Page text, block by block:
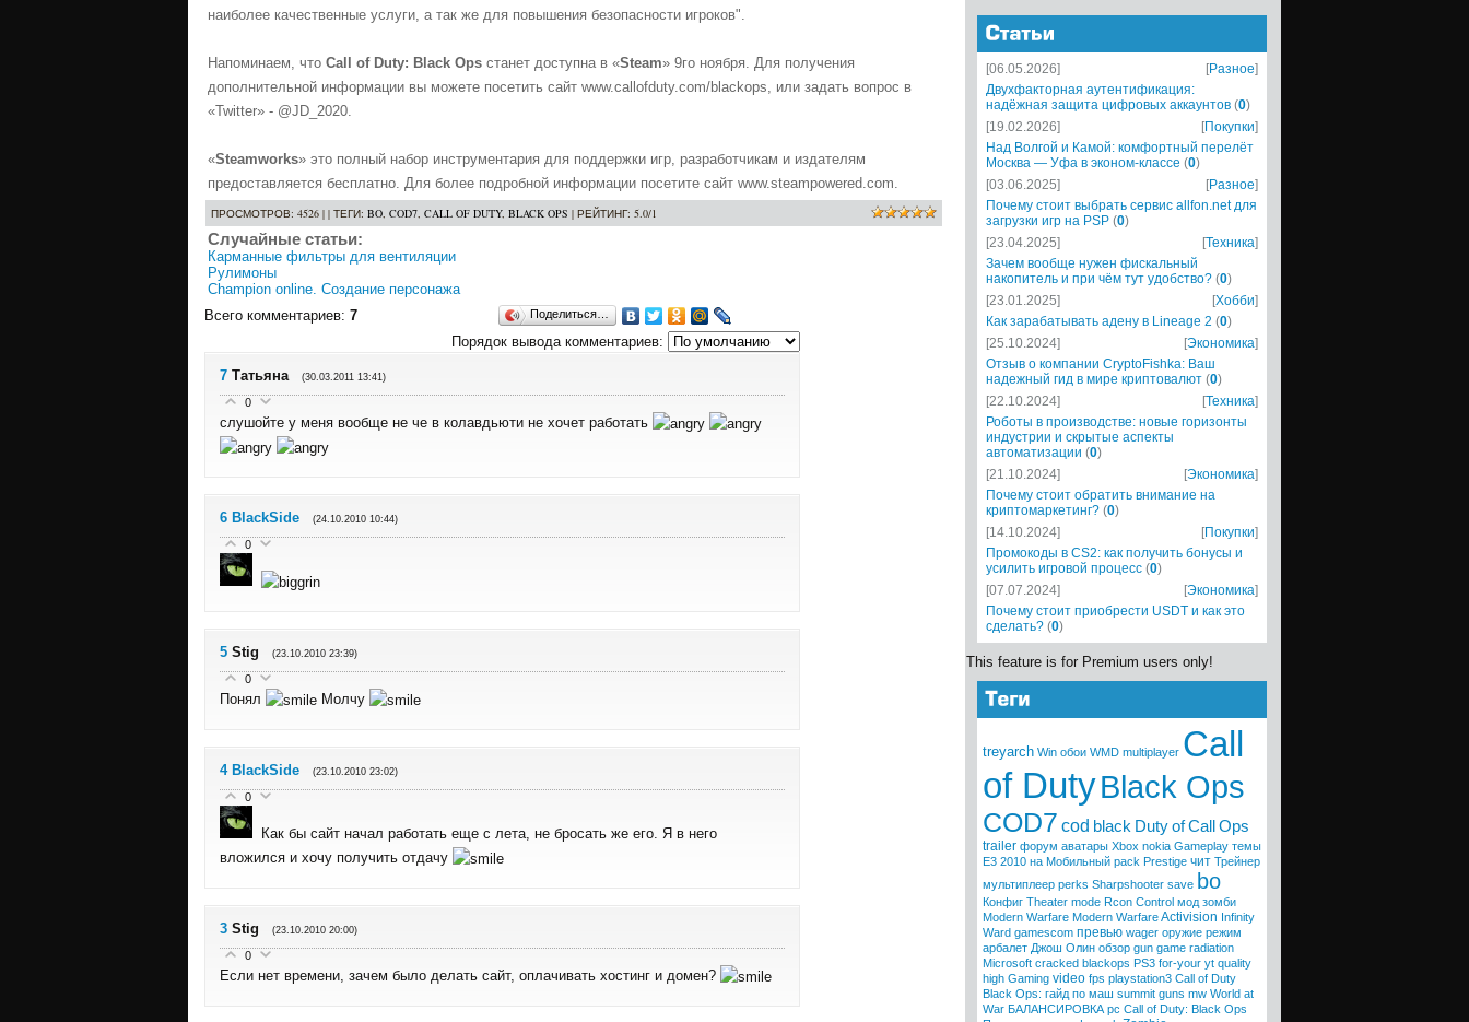
наиболее качественные услуги, а так же для повышения безопасности игроков".
Напоминаем, что Call of Duty: Black Ops станет доступна в «Steam» 9го ноября. Для получения
дополнительной информации вы можете посетить сайт www.callofduty.com/blackops, или задать вопрос в
«Twitter» - @JD_2020.
«Steamworks» это полный набор инструментария для поддержки игр, разработчикам и издателям
предоставляется бесплатно. Для более подробной информации посетите сайт www.steampowered.com.
ПРОСМОТРОВ: 4526 | | ТЕГИ: BO, COD7, CALL OF DUTY, BLACK OPS | РЕЙТИНГ: 5.0/1
Случайные статьи:
Карманные фильтры для вентиляции
Рулимоны
Champion online. Создание персонажа
Всего комментариев: 7 Поделиться…
Порядок вывода комментариев:
7 Татьяна (30.03.2011 13:41)
0
слушойте у меня вообще не че в колавдьюти не хочет работать
6 BlackSide (24.10.2010 10:44)
0
5 Stig (23.10.2010 23:39)
0
Понял Молчу
4 BlackSide (23.10.2010 23:02)
0
Как бы сайт начал работать еще с лета, не бросать же его. Я в него
вложился и хочу получить отдачу
3 Stig (23.10.2010 20:00)
0
Если нет времени, зачем было делать сайт, оплачивать хостинг и домен?
[06.05.2026] [Разное]
Двухфакторная аутентификация:
надёжная защита цифровых аккаунтов (0)
[19.02.2026]
[Покупки]
Над Волгой и Камой: комфортный перелёт
Москва — Уфа в эконом-классе (0)
[03.06.2025]
[Разное]
Почему стоит выбрать сервис allfon.net для
загрузки игр на PSP (0)
[23.04.2025]
[Техника]
Зачем вообще нужен фискальный
накопитель и при чём тут удобство? (0)
[23.01.2025]
[Хобби]
Как зарабатывать адену в Lineage 2 (0)
[25.10.2024]
[Экономика]
Отзыв о компании CryptoFishka: Ваш
надежный гид в мире криптовалют (0)
[22.10.2024]
[Техника]
Роботы в производстве: новые горизонты
индустрии и скрытые аспекты
автоматизации (0)
[21.10.2024]
[Экономика]
Почему стоит обратить внимание на
криптомаркетинг? (0)
[14.10.2024]
[Покупки]
Промокоды в CS2: как получить бонусы и
усилить игровой процесс (0)
[07.07.2024]
[Экономика]
Почему стоит приобрести USDT и как это
сделать? (0)
This feature is for Premium users only!
treyarch Win обои WMD multiplayer Call
of DutyBlack Ops
COD7 cod black DutyofCall Ops
trailer форум аватары Xbox nokia Gameplay темы
E3 2010 на Мобильный pack Prestige чит Трейнер
мультиплеер perks Sharpshooter save bo
Конфиг Theater mode Rcon Control мод зомби
Modern Warfare Modern WarfareActivision Infinity
Ward gamescom превью wager оружие режим
арбалет Джош Олин обзор gun game radiation
Microsoft cracked blackops PS3 for-your yt quality
high Gaming video fps playstation3 Call of Duty
Black Ops: гайд по маш summit guns mw World at
War БАЛАНСИРОВКА pc Call of Duty: Black Ops